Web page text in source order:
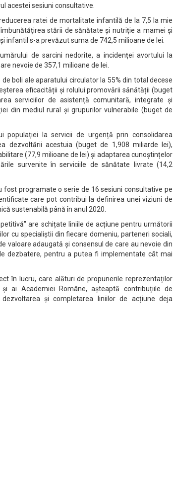
acestei sesiuni consultative.
ratei de mortalitate infantilă de la 7,5 la mie
stării de sănătate și nutriție a mamei și
infantil s-a prevăzut suma de 742,5 milioane de lei.
de sarcini nedorite, a incidenței avortului la
nevoie de 357,1 milioane de lei.
boli ale aparatului circulator la 55% din total decese
eficacității și rolului promovării sănătății (buget
serviciilor de asistență comunitară, integrate și
din mediul rural și grupurilor vulnerabile (buget de
populației la servicii de urgență prin consolidarea
dezvoltării acestuia (buget de 1,908 miliarde lei),
(77,9 milioane de lei) și adaptarea cunoștințelor
survenite în serviciile de sănătate livrate (14,2
fost programate o serie de 16 sesiuni consultative pe
care pot contribui la definirea unei viziuni de
sustenabilă până în anul 2020.
are schițate liniile de acțiune pentru următorii
cu specialiștii din fiecare domeniu, parteneri sociali,
valoare adaugată și consensul de care au nevoie din
dezbatere, pentru a putea fi implementate cât mai
în lucru, care alături de propunerile reprezentaților
ai Academiei Române, așteaptă contribuțiile de
și completarea liniilor de acțiune deja